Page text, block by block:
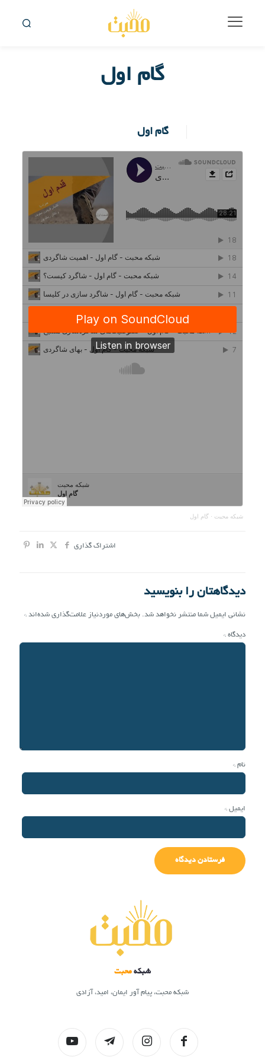
گام اول
گام اول
شبکه محبت · گام اول
اشتراک گذاری
دیدگاهتان را بنویسید
نشانی ایمیل شما منتشر نخواهد شد. بخش‌های موردنیاز علامت‌گذاری شده‌اند *
دیدگاه *
نام *
ایمیل *
شبکه محبت
شبکه محبت، پیام آور ایمان، امید، آزادی